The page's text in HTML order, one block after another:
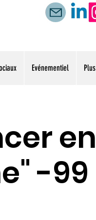
Evénementiel Plus
en
-99